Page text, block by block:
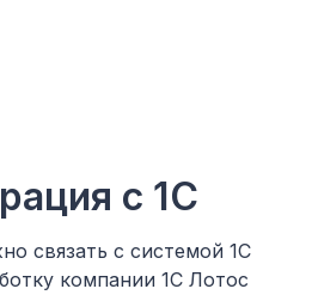
с 1С
связать с системой 1С
компании 1С Лотос